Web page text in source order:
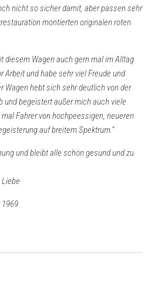
nicht so sicher damit, aber passen sehr
montierten originalen roten
diesem Wagen auch gern mal im Alltag
Arbeit und habe sehr viel Freude und
Wagen hebt sich sehr deutlich von der
und begeistert außer mich auch viele
Fahrer von hochpeessigen, neueren
auf breitem Spektrum.“
und bleibt alle schön gesund und zu